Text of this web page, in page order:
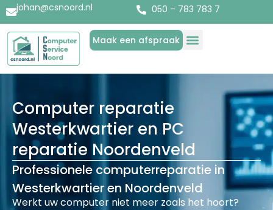
johan@csnoord.nl 050 – 783 783 7
Maak een afspraak
Computer reparatie
Westerkwartier en PC
reparatie Noordenveld
Professionele computerreparatie in
Westerkwartier en Noordenveld
Werkt uw computer niet meer zoals het hoort?